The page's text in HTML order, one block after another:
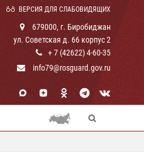
ВЕРСИЯ ДЛЯ СЛАБОВИДЯЩИХ
679000, г. Биробиджан
ул. Советская д. 66 корпус 2
+ 7 (42622) 4-60-35
info79@rosguard.gov.ru